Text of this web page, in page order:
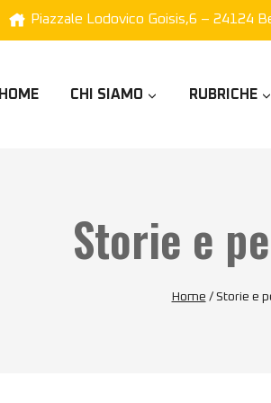
Piazzale Lodovico Goisis,6 – 24124
HOME CHI SIAMO RUBRICHE
Storie e
Home / Storie e